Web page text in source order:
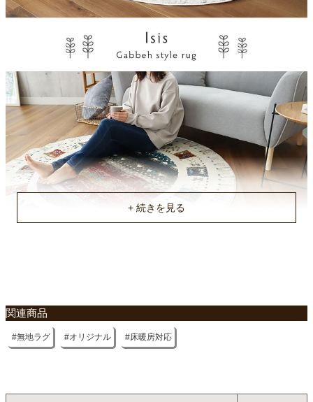
機能
ホットカーペット対応、床暖房対応、防音
エジプト
関連商品
無地ラグ オリジナル 床暖房対応